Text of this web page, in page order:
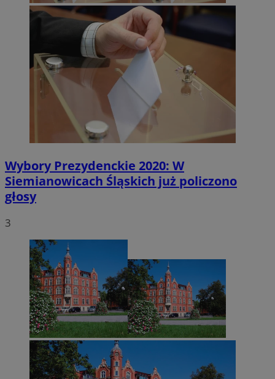
Wybory Prezydenckie 2020: W
Siemianowicach Śląskich już policzono
głosy
3